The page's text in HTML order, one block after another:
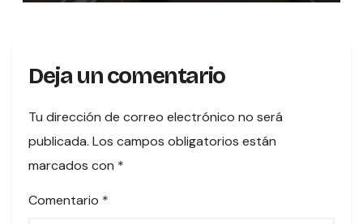
Deja un comentario
Tu dirección de correo electrónico no será
publicada. Los campos obligatorios están
marcados con *
Comentario *